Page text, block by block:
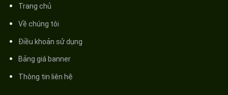
Trang chủ
Về chúng tôi
Điều khoản sử dụng
Bảng giá banner
Thông tin liên hệ